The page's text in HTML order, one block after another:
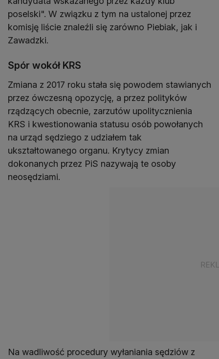
poselski". W związku z tym na ustalonej przez
komisję liście znaleźli się zarówno Piebiak, jak i
Zawadzki.
Spór wokół KRS
Zmiana z 2017 roku stała się powodem stawianych
przez ówczesną opozycję, a przez polityków
rządzących obecnie, zarzutów upolitycznienia
KRS i kwestionowania statusu osób powołanych
na urząd sędziego z udziałem tak
ukształtowanego organu. Krytycy zmian
dokonanych przez PiS nazywają te osoby
neosędziami.
Na wadliwość procedury wyłaniania sędziów z